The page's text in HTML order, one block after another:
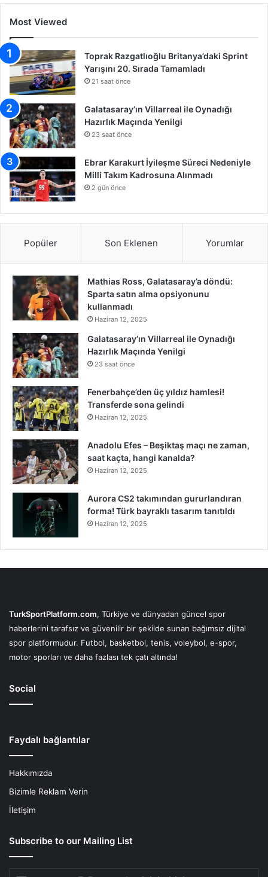
Most Viewed
Toprak Razgatlıoğlu Britanya’daki Sprint
Yarışını 20. Sırada Tamamladı
21 saat önce
Galatasaray’ın Villarreal ile Oynadığı
Hazırlık Maçında Yenilgi
23 saat önce
Ebrar Karakurt İyileşme Süreci Nedeniyle
Milli Takım Kadrosuna Alınmadı
2 gün önce
Popüler Son Eklenen Yorumlar
Mathias Ross, Galatasaray’a döndü:
Sparta satın alma opsiyonunu
kullanmadı
Haziran 12, 2025
Galatasaray’ın Villarreal ile Oynadığı
Hazırlık Maçında Yenilgi
23 saat önce
Fenerbahçe’den üç yıldız hamlesi!
Transferde sona gelindi
Haziran 12, 2025
Anadolu Efes – Beşiktaş maçı ne zaman,
saat kaçta, hangi kanalda?
Haziran 12, 2025
Aurora CS2 takımından gururlandıran
forma! Türk bayraklı tasarım tanıtıldı
Haziran 12, 2025
TurkSportPlatform.com, Türkiye ve dünyadan güncel spor
haberlerini tarafsız ve güvenilir bir şekilde sunan bağımsız dijital
spor platformudur. Futbol, basketbol, tenis, voleybol, e-spor,
motor sporları ve daha fazlası tek çatı altında!
Social
Faydalı bağlantılar
Hakkımızda
Bizimle Reklam Verin
İletişim
Subscribe to our Mailing List